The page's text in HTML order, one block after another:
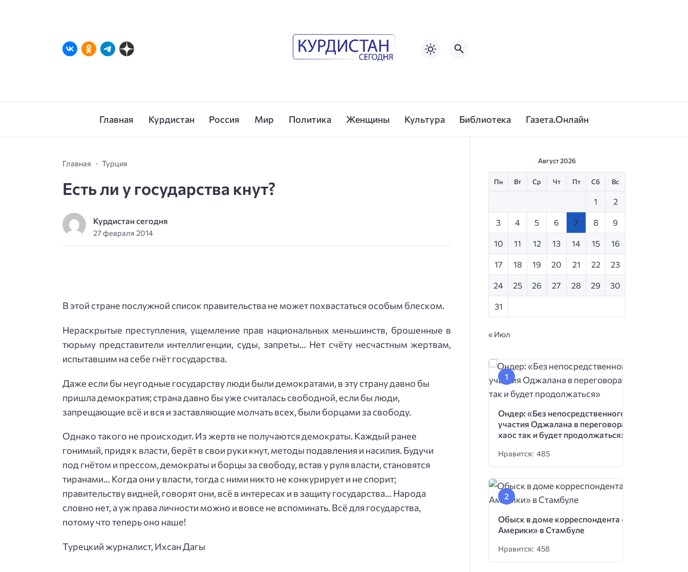
Главная Курдистан Россия Мир Политика Женщины Культура Библиотека Газета.Онлайн
Главная Турция
Есть ли у государства кнут?
Курдистан сегодня
27 февраля 2014
В этой стране послужной список правительства не может похвастаться особым блеском.
Нераскрытые преступления, ущемление прав национальных меньшинств, брошенные в
тюрьму представители интеллигенции, суды, запреты… Нет счёту несчастным жертвам,
испытавшим на себе гнёт государства.
Даже если бы неугодные государству люди были демократами, в эту страну давно бы
пришла демократия; страна давно бы уже считалась свободной, если бы люди,
запрещающие всё и вся и заставляющие молчать всех, были борцами за свободу.
Однако такого не происходит. Из жертв не получаются демократы. Каждый ранее
гонимый, придя к власти, берёт в свои руки кнут, методы подавления и насилия. Будучи
под гнётом и прессом, демократы и борцы за свободу, встав у руля власти, становятся
тиранами… Когда они у власти, тогда с ними никто не конкурирует и не спорит;
правительству видней, говорят они, всё в интересах и в защиту государства… Народа
словно нет, а уж права личности можно и вовсе не вспоминать. Всё для государства,
потому что теперь оно наше!
Турецкий журналист, Ихсан Дагы
Август 2026
Пн Вт Ср Чт Пт Сб Вс
1 2
3 4 5 6 7 8 9
10 11 12 13 14 15 16
17 18 19 20 21 22 23
24 25 26 27 28 29 30
31
« Июл
Ондер: «Без непосредственного
участия Оджалана в переговорах
хаос так и будет продолжаться»
Нравится: 485
Обыск в доме корреспондента «Голоса
Америки» в Стамбуле
Нравится: 458